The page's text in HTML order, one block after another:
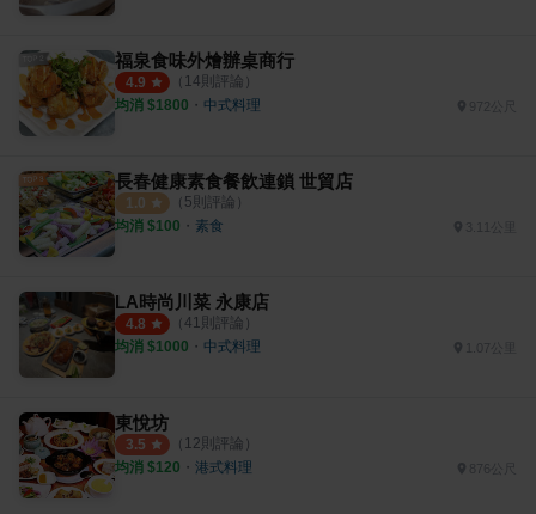
福泉食味外燴辦桌商行
4.9 （ 14則評論）
均消 $1800 ・ 中式料理
長春健康素食餐飲連鎖 世貿店
1.0 （ 5則評論）
均消 $100 ・ 素食
LA時尚川菜 永康店
4.8 （ 41則評論）
均消 $1000 ・ 中式料理
東悅坊
3.5 （ 12則評論）
均消 $120 ・ 港式料理